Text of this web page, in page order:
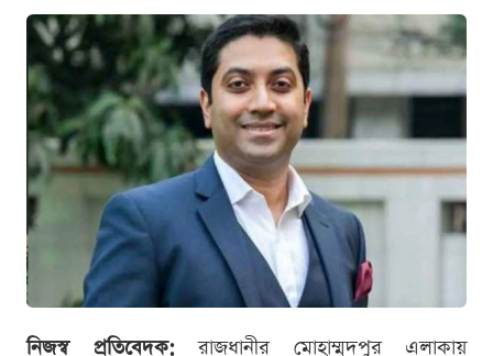
নিজস্ব প্রতিবেদক:রাজধানীর মোহাম্মদপুর এলাকায়